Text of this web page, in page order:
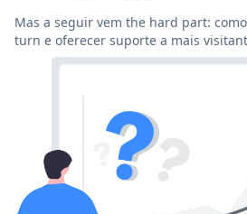
Mas a seguir vem the hard part:
turn e oferecer suporte a mais